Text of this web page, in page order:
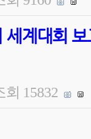
세계대회
회 15832